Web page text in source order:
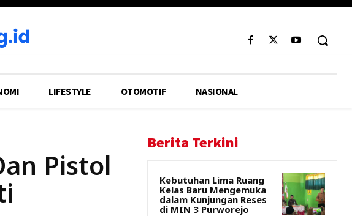
LIFESTYLE OTOMOTIF NASIONAL
Pistol
Berita Terkini
Kebutuhan Lima Ruang
Kelas Baru Mengemuka
dalam Kunjungan Reses
di MIN 3 Purworejo